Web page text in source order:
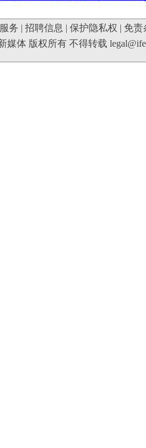
务 | 招聘信息 | 保护隐私权 | 免责
媒体 版权所有 不得转载